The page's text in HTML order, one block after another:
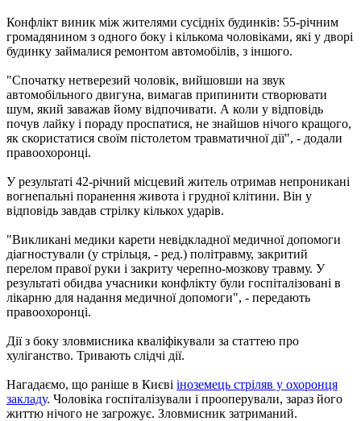
Конфлікт виник між жителями сусідніх будинків: 55-річним
громадянином з одного боку і кількома чоловіками, які у дворі
будинку займалися ремонтом автомобілів, з іншого.
"Спочатку нетверезий чоловік, вийшовши на звук
автомобільного двигуна, вимагав припинити створювати
шум, який заважав йому відпочивати. А коли у відповідь
почув лайку і пораду проспатися, не знайшов нічого кращого,
як скористатися своїм пістолетом травматичної дії", - додали
правоохоронці.
У результаті 42-річний місцевий житель отримав непроникані
вогнепальні поранення живота і грудної клітини. Він у
відповідь завдав стрілку кількох ударів.
"Викликані медики карети невідкладної медичної допомоги
діагностували (у стрільця, - ред.) політравму, закритий
перелом правої руки і закриту черепно-мозкову травму. У
результаті обидва учасники конфлікту були госпіталізовані в
лікарню для надання медичної допомоги", - передають
правоохоронці.
Дії з боку зловмисника кваліфікували за статтею про
хуліганство. Тривають слідчі дії.
Нагадаємо, що раніше в Києві іноземець стріляв у охоронця
закладу. Чоловіка госпіталізували і прооперували, зараз його
життю нічого не загрожує. Зловмисник затриманий.